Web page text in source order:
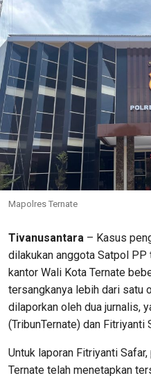
Mapolres Ternate
Tivanusantara – Kasus
dilakukan anggota Satpol
kantor Wali Kota Ternate
tersangkanya lebih dari satu
dilaporkan oleh dua jurnalis,
(TribunTernate) dan Fitriyanti
Untuk laporan Fitriyanti
Ternate telah menetapkan